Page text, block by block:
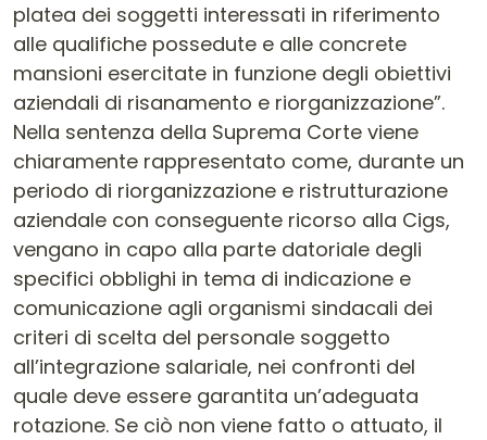
platea dei soggetti interessati in riferimento
alle qualifiche possedute e alle concrete
mansioni esercitate in funzione degli obiettivi
aziendali di risanamento e riorganizzazione”.
Nella sentenza della Suprema Corte viene
chiaramente rappresentato come, durante un
periodo di riorganizzazione e ristrutturazione
aziendale con conseguente ricorso alla Cigs,
vengano in capo alla parte datoriale degli
specifici obblighi in tema di indicazione e
comunicazione agli organismi sindacali dei
criteri di scelta del personale soggetto
all’integrazione salariale, nei confronti del
quale deve essere garantita un’adeguata
rotazione. Se ciò non viene fatto o attuato, il